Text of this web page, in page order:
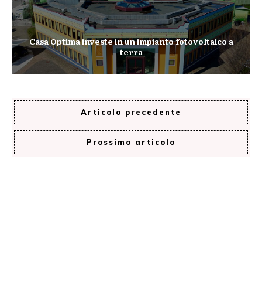
Casa Optima investe in un impianto fotovoltaico a
terra
Articolo precedente
Prossimo articolo